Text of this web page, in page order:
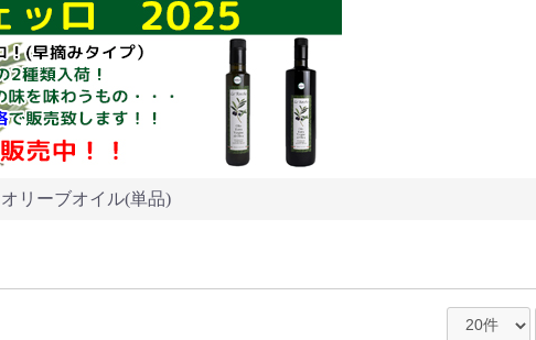
オリーブオイル(単品)